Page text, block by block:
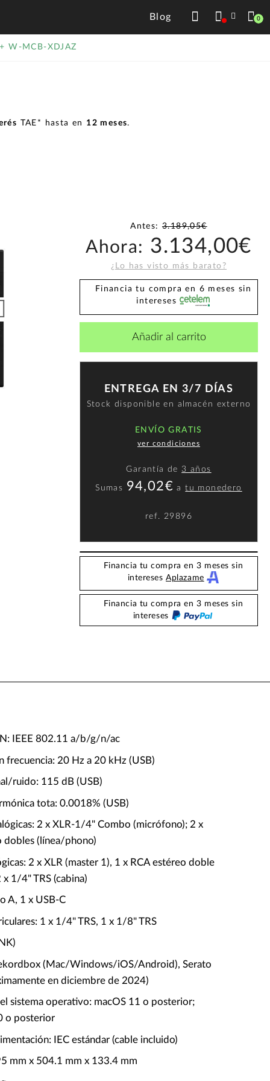
Blog 0
W-MCB-XDJAZ
TAE* hasta en 12 meses.
Antes:3.189,05€
Ahora: 3.134,00€
¿Lo has visto más barato?
Financia tu compra en 6 meses sin
intereses
Añadir al carrito
ENTREGA EN 3/7 DÍAS
Stock disponible en almacén externo
ENVÍO GRATIS
ver condiciones
Garantía de 3 años
Sumas 94,02€ atu monedero
ref. 29896
Financia tu compra en 3 meses sin
interesesAplazame
Financia tu compra en 3 meses sin
intereses
IEEE 802.11 a/b/g/n/ac
frecuencia: 20 Hz a 20 kHz (USB)
ruido: 115 dB (USB)
tota: 0.0018% (USB)
2 x XLR-1/4" Combo (micrófono); 2 x
dobles (línea/phono)
2 x XLR (master 1), 1 x RCA estéreo doble
x 1/4" TRS (cabina)
A, 1 x USB-C
1 x 1/4" TRS, 1 x 1/8" TRS
(Mac/Windows/iOS/Android), Serato
en diciembre de 2024)
sistema operativo: macOS 11 o posterior;
o posterior
IEC estándar (cable incluido)
mm x 504.1 mm x 133.4 mm